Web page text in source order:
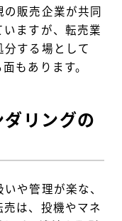
販売企業が共同
ますが、転売業
する場として
もあります。
リングの
や管理が楽な、
は、投機やマネ